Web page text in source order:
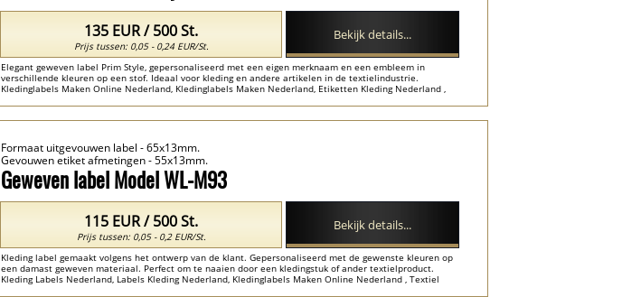
Elegant geweven label Prim Style, gepersonaliseerd met een eigen merknaam en een embleem in
verschillende kleuren op een stof. Ideaal voor kleding en andere artikelen in de textielindustrie.
Kledinglabels Maken Online Nederland, Kledinglabels Maken Nederland, Etiketten Kleding Nederland ,
135 EUR / 500 St.
Prijs tussen: 0,05 - 0,24 EUR/St.
Bekijk details...
Geweven label Model WL-M93
Formaat uitgevouwen label - 65x13mm.
Gevouwen etiket afmetingen - 55x13mm.
Kleding label gemaakt volgens het ontwerp van de klant. Gepersonaliseerd met de gewenste kleuren op
een damast geweven materiaal. Perfect om te naaien door een kledingstuk of ander textielproduct.
Kleding Labels Nederland, Labels Kleding Nederland, Kledinglabels Maken Online Nederland , Textiel
115 EUR / 500 St.
Prijs tussen: 0,05 - 0,2 EUR/St.
Bekijk details...